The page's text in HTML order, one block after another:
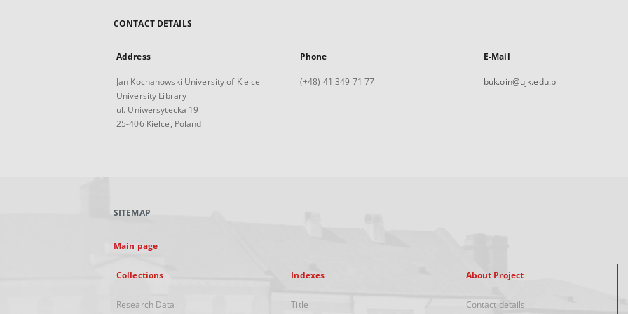
CONTACT DETAILS
Address
Jan Kochanowski University of Kielce
University Library
ul. Uniwersytecka 19
25-406 Kielce, Poland
Phone
(+48) 41 349 71 77
E-Mail
buk.oin@ujk.edu.pl
SITEMAP
Main page
Collections
Research Data
Indexes
Title
About Project
Contact details